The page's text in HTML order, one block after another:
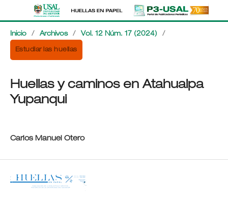
Inicio / Archivos / Vol. 12 Núm. 17 (2024) /
Estudiar las huellas
Huellas y caminos en Atahualpa
Yupanqui
Carlos Manuel Otero